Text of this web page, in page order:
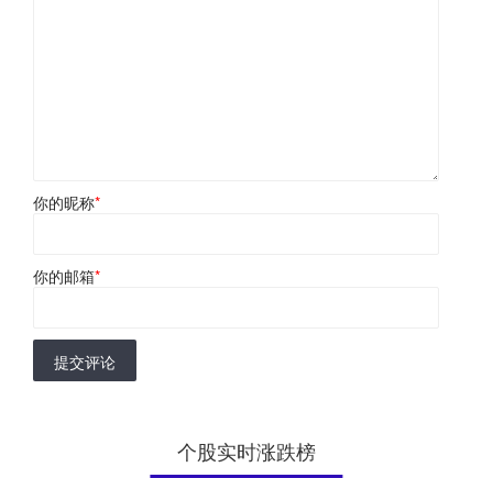
你的昵称*
你的邮箱*
提交评论
个股实时涨跌榜